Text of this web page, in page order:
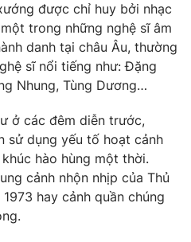
được chỉ huy bởi nhạc
trong những nghệ sĩ âm
danh tại châu Âu, thường
sĩ nổi tiếng như: Đặng
Nhung, Tùng Dương…
ở các đêm diễn trước,
sử dụng yếu tố hoạt cảnh
hào hùng một thời.
cảnh nhộn nhịp của Thủ
hay cảnh quần chúng